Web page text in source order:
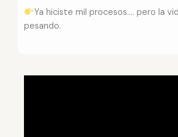
Ya hiciste mil procesos…. pero la
pesando.